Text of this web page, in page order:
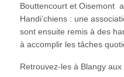
Bouttencourt et Oisemont
Handi’chiens : une
sont ensuite remis à des
à accomplir les tâches
Retrouvez-les à Blangy